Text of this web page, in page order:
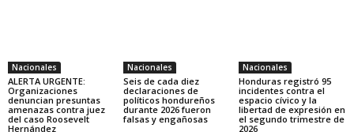
Nacionales
ALERTA URGENTE:
Organizaciones
denuncian presuntas
amenazas contra juez
del caso Roosevelt
Hernández
Nacionales
Seis de cada diez
declaraciones de
políticos hondureños
durante 2026 fueron
falsas y engañosas
Nacionales
Honduras registró 95
incidentes contra el
espacio cívico y la
libertad de expresión en
el segundo trimestre de
2026